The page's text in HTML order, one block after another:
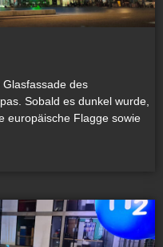
des
Sobald es dunkel wurde,
europäische Flagge sowie